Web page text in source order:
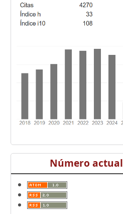
Número actual